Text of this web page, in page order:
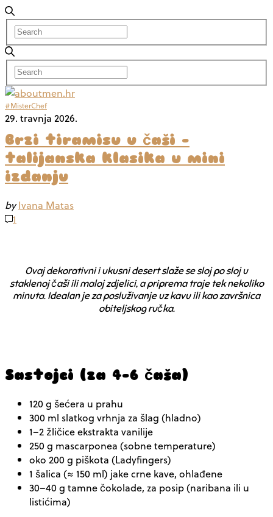
#MisterChef
29. travnja 2026.
Brzi tiramisu u čaši –
talijanska klasika u mini
izdanju
by Ivana Matas
1
Ovaj dekorativni i ukusni desert slaže se sloj po sloj u
staklenoj čaši ili maloj zdjelici, a priprema traje tek nekoliko
minuta. Idealan je za posluživanje uz kavu ili kao završnica
obiteljskog ručka.
Sastojci (za 4–6 čaša)
120 g šećera u prahu
300 ml slatkog vrhnja za šlag (hladno)
1–2 žličice ekstrakta vanilije
250 g mascarponea (sobne temperature)
oko 200 g piškota (Ladyfingers)
1 šalica (≈ 150 ml) jake crne kave, ohlađene
30–40 g tamne čokolade, za posip (naribana ili u
listićima)